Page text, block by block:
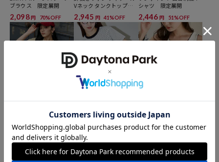
ウェア、ボディケアコスメなどをお届けするブランド。時代のニーズ
をいち早く反映し、新たなトレンドを生み出します。
ブラウス 限定展開
2,098 円 70%OFF
Vネック タンクトップ
限定展開
2,945 円 41%OFF
シャツ 限定展開
2,446 円 51%OFF
PEACH JOHN
＜接触冷感＞配色袖 サマ
ーニット ポロシャツ 限
定展開
3,427 円 51%OFF
MARY QUANT
ワンポイント 刺繍 ロゴT
シャツ 限定展開
4,444円 11%OFF
MARY QUANT
ピコレース ワンポイント
タンクトップ 限定展開
4,444 円 11%OFF